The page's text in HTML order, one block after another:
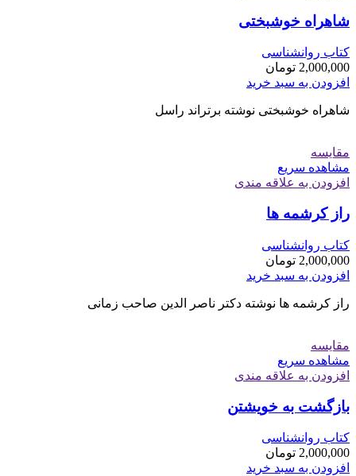
شاهراه خوشبختی
کتاب روانشناسی
2,000,000 تومان
افزودن به سبد خرید
شاهراه خوشبختی نوشته برتراند راسل
مقایسه
مشاهده سریع
افزودن به علاقه مندی
راز کرشمه ها
کتاب روانشناسی
2,000,000 تومان
افزودن به سبد خرید
راز کرشمه ها نوشته دکتر ناصر الدین صاحب زمانی
مقایسه
مشاهده سریع
افزودن به علاقه مندی
بازگشت به خویشتن
کتاب روانشناسی
2,000,000 تومان
افزودن به سبد خرید